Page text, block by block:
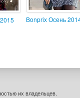
Bonprix Осень
их владельцев.